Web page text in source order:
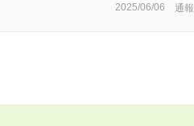
2025/06/06 通報